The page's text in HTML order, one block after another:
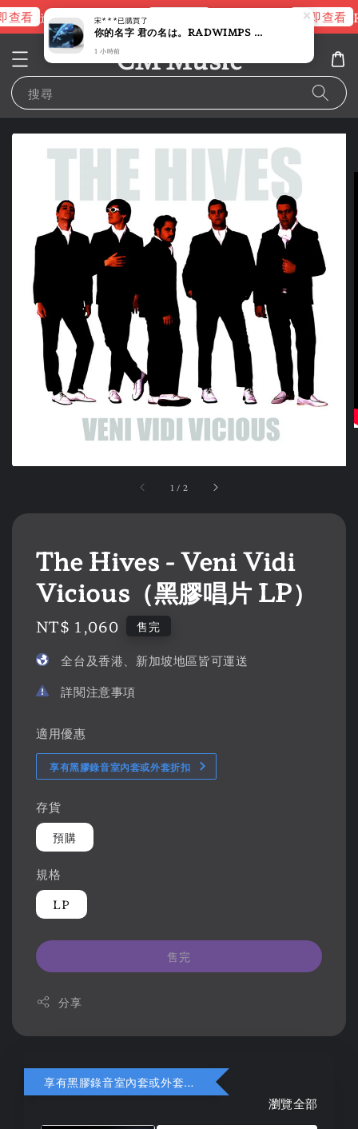
看 進擊的巨人片頭曲 立即查看 立即查看
CM Music
搜尋
1 / 2
The Hives - Veni Vidi
Vicious（黑膠唱片 LP）
Regular
NT$ 1,060 售完
全台及香港、新加坡地區皆可運送
詳閱注意事項
適用優惠
享有黑膠錄音室內套或外套折扣
存貨
預購
規格
LP
售完
分享
享有黑膠錄音室內套或外套折扣
瀏覽全部
宋***已購買了
你的名字 君の名は。RADWIMPS 原聲帶 【新海誠｜2027/4月 再版】（黑膠唱片 2LP）
1 小時前